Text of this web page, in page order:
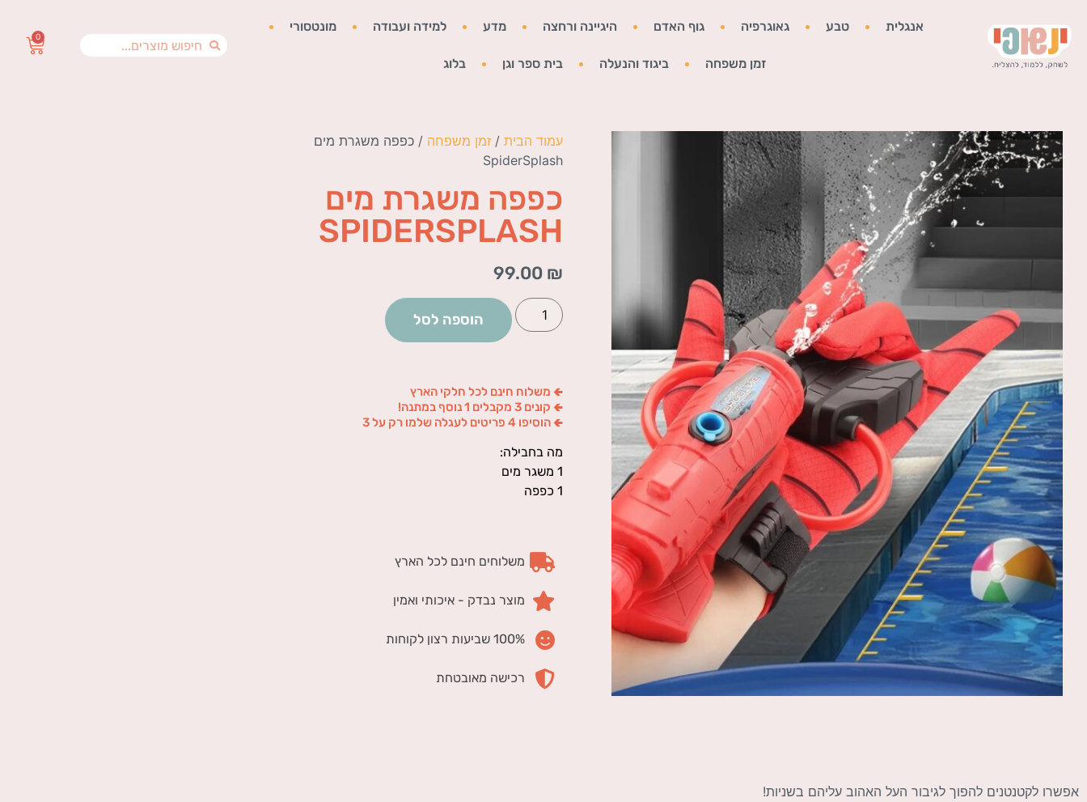
אנגלית טבע גאוגרפיה גוף האדם היגיינה ורחצה מדע למידה ועבודה מונטסורי
זמן משפחה ביגוד והנעלה בית ספר וגן בלוג
0
עמוד הבית /זמן משפחה / כפפה משגרת מים
SpiderSplash
כפפה משגרת מים
SPIDERSPLASH
99.00 ₪
הוספה לסל
🢀 משלוח חינם לכל חלקי הארץ
🢀 קונים 3 מקבלים 1 נוסף במתנה!
🢀 הוסיפו 4 פריטים לעגלה שלמו רק על 3
מה בחבילה:
1 משגר מים
1 כפפה
משלוחים חינם לכל הארץ
מוצר נבדק - איכותי ואמין
100% שביעות רצון לקוחות
רכישה מאובטחת
אפשרו לקטנטנים להפוך לגיבור העל האהוב עליהם בשניות!